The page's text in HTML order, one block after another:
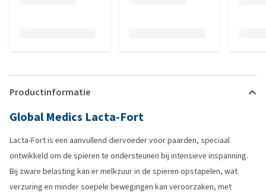
Productinformatie
Global Medics Lacta-Fort
Lacta-Fort is een aanvullend diervoeder voor paarden, speciaal
ontwikkeld om de spieren te ondersteunen bij intensieve inspanning.
Bij zware belasting kan er melkzuur in de spieren opstapelen, wat
verzuring en minder soepele bewegingen kan veroorzaken, met